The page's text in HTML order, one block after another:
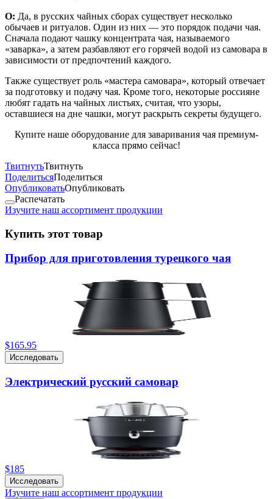
О: Да, в русских чайных сборах существует несколько
обычаев и ритуалов. Один из них — это порядок подачи чая.
Сначала подают чашку концентрата чая, называемого
«заварка», а затем разбавляют его горячей водой из самовара в
зависимости от предпочтений каждого.
Также существует роль «мастера самовара», который отвечает
за подготовку и подачу чая. Кроме того, некоторые россияне
любят гадать на чайных листьях, считая, что узоры,
оставшиеся на дне чашки, могут раскрыть секреты будущего.
Купите наше оборудование для заваривания чая премиум-
класса прямо сейчас!
ТвитнутьТвитнуть
ПоделитьсяПоделиться
ОпубликоватьОпубликовать
Распечатать
Изучите наш ассортимент продукции
Купить этот товар
Прибор для приготовления турецкого чая
$165.95
Исследовать
Электрический русский самовар
$185
Исследовать
Изучите наш ассортимент продукции